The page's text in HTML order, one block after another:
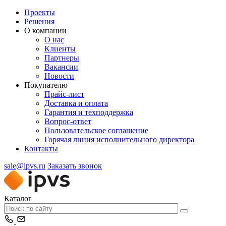
Проекты
Решения
О компании
О нас
Клиенты
Партнеры
Вакансии
Новости
Покупателю
Прайс-лист
Доставка и оплата
Гарантия и техподдержка
Вопрос-ответ
Пользовательское соглашение
Горячая линия исполнительного директора
Контакты
sale@ipvs.ru Заказать звонок
Каталог